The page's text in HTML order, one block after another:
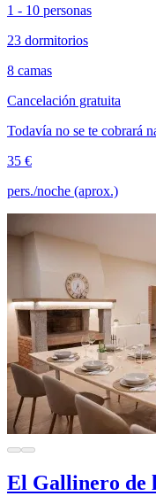
1 - 10 personas
23 dormitorios
8 camas
Cancelación gratuita
Todavía no se te cobrará
35 €
pers./noche (aprox.)
El Gallinero de